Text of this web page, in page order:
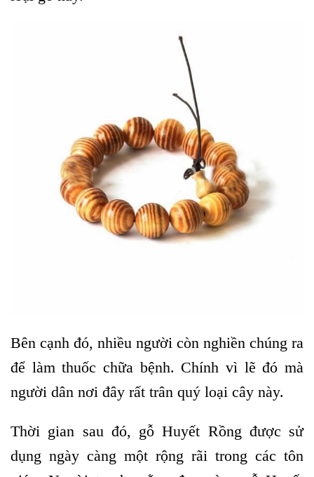
Bên cạnh đó, nhiều người còn nghiền chúng ra
để làm thuốc chữa bệnh. Chính vì lẽ đó mà
người dân nơi đây rất trân quý loại cây này.
Thời gian sau đó, gỗ Huyết Rồng được sử
dụng ngày càng một rộng rãi trong các tôn